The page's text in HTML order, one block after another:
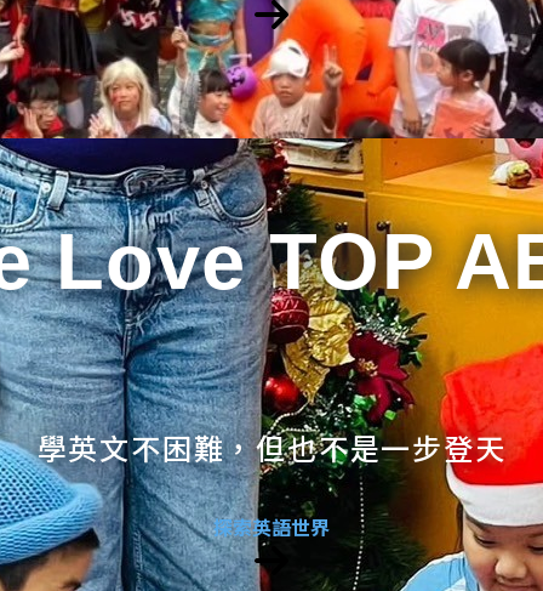
Love TOP
學英文不困難，但也不是一步登天
探索英語世界